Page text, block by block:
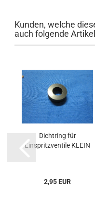
Kunden, welche
auch folgende
Dichtring für
Einspritzventile KLEIN
2,95 EUR